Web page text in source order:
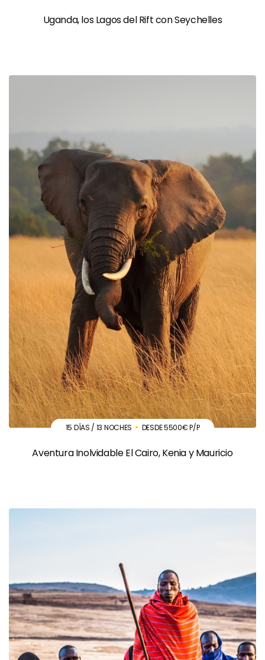
Uganda, los Lagos del Rift con Seychelles
15 DÍAS / 13 NOCHES DESDE 5500€ P/P
Aventura Inolvidable El Cairo, Kenia y Mauricio